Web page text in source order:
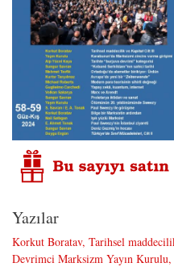
Yazılar
Korkut Boratav, Tarihsel
Devrimci Marksizm Yayın